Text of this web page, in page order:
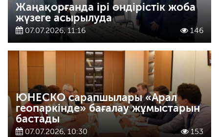
Жаңақорғанда ірі өндірістік жоба
жүзеге асырылуда
07.07.2026, 11:16 146
ЮНЕСКО сарапшылары «Арал
геопаркінде» бағалау жұмыстарын
бастады
07.07.2026, 10:30 153